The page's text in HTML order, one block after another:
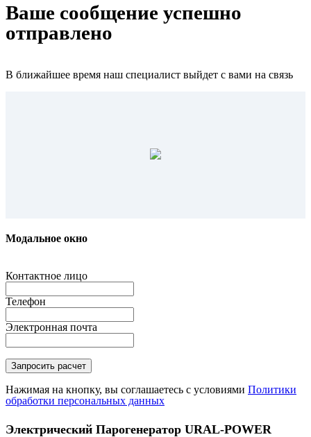
Ваше сообщение успешно
отправлено
В ближайшее время наш специалист выйдет с вами на связь
Модальное окно
Контактное лицо
Телефон
Электронная почта
Нажимая на кнопку, вы соглашаетесь с условиями Политики
обработки персональных данных
Электрический Парогенератор URAL-POWER